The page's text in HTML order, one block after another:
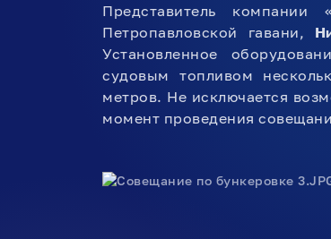
Представитель компании
Петропавловской гавани,
Установленное
судовым топливом
метров. Не исключается
момент проведения